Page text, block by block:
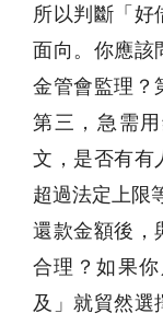
所以判斷「好
面向。你應該
金管會監理？
第三，急需
文，是否有有
超過法定上限
還款金額後，
合理？如果
及」就貿然選